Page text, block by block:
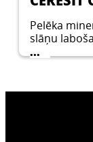
Pelēka
slāņu
iekšdarbos
...